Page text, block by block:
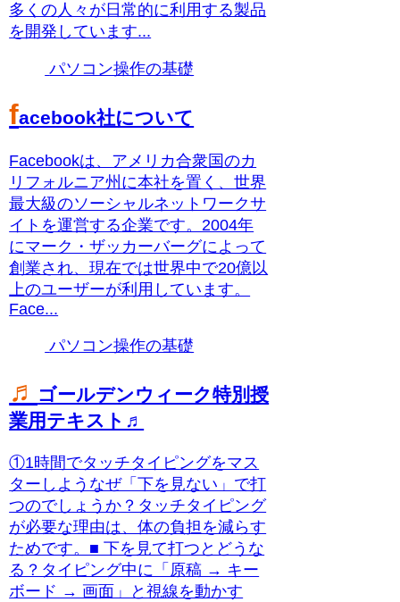
多くの人々が日常的に利用する製品
を開発しています...
パソコン操作の基礎
facebook社について
Facebookは、アメリカ合衆国のカ
リフォルニア州に本社を置く、世界
最大級のソーシャルネットワークサ
イトを運営する企業です。2004年
にマーク・ザッカーバーグによって
創業され、現在では世界中で20億以
上のユーザーが利用しています。
Face...
パソコン操作の基礎
♬
ゴールデンウィーク特別授
業用テキスト♬
①1時間でタッチタイピングをマス
ターしようなぜ「下を見ない」で打
つのでしょうか？タッチタイピング
が必要な理由は、体の負担を減らす
ためです。■ 下を見て打つとどうな
る？タイピング中に「原稿 → キー
ボード → 画面」と視線を動かす